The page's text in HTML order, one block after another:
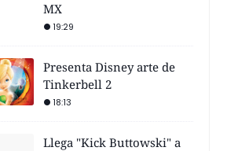
MX
19:29
Presenta Disney arte de
Tinkerbell 2
18:13
Llega "Kick Buttowski" a